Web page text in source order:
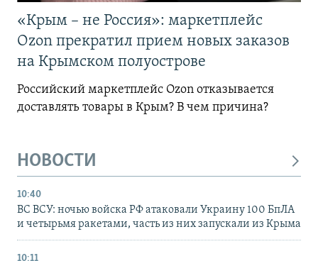
«Крым – не Россия»: маркетплейс
Ozon прекратил прием новых заказов
на Крымском полуострове
Российский маркетплейс Ozon отказывается
доставлять товары в Крым? В чем причина?
НОВОСТИ
10:40
ВС ВСУ: ночью войска РФ атаковали Украину 100 БпЛА
и четырьмя ракетами, часть из них запускали из Крыма
10:11